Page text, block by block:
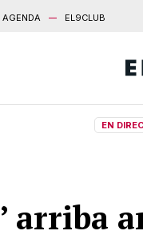
AGENDA EL9CLUB
EN
arriba